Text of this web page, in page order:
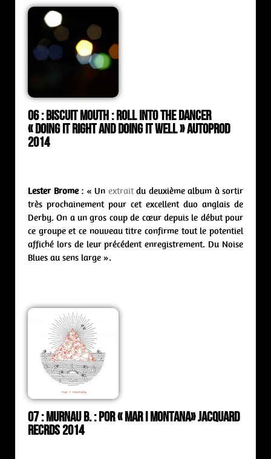
06 : Biscuit Mouth : roll into the dancer
« Doing It Right And Doing It Well » Autoprod
2014
Lester Brome: « Un extraitdu deuxième album à sortir
très prochainement pour cet excellent duo anglais de
Derby. On a un gros coup de cœur depuis le début pour
ce groupe et ce nouveau titre confirme tout le potentiel
affiché lors de leur précédent enregistrement. Du Noise
Blues au sens large ».
07 : Murnau B. : por « Mar I Montana» Jacquard
Recrds 2014